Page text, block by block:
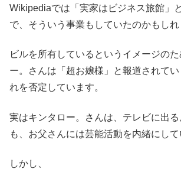
Wikipediaでは「実家はビジネス旅館」
で、そういう事業もしていたのかもしれ
ビルを所有しているというイメージの
ー。さんは「超お嬢様」と報道されて
れを否定しています。
実はキンタロー。さんは、テレビに出
も、お父さんには芸能活動を内緒にして
しかし、